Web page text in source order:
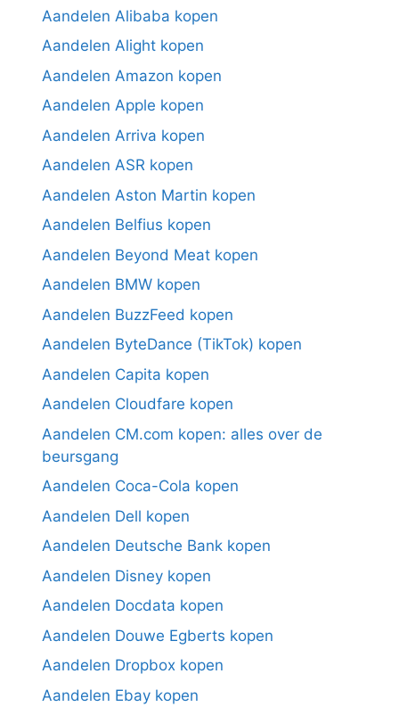
Aandelen Alibaba kopen
Aandelen Alight kopen
Aandelen Amazon kopen
Aandelen Apple kopen
Aandelen Arriva kopen
Aandelen ASR kopen
Aandelen Aston Martin kopen
Aandelen Belfius kopen
Aandelen Beyond Meat kopen
Aandelen BMW kopen
Aandelen BuzzFeed kopen
Aandelen ByteDance (TikTok) kopen
Aandelen Capita kopen
Aandelen Cloudfare kopen
Aandelen CM.com kopen: alles over de
beursgang
Aandelen Coca-Cola kopen
Aandelen Dell kopen
Aandelen Deutsche Bank kopen
Aandelen Disney kopen
Aandelen Docdata kopen
Aandelen Douwe Egberts kopen
Aandelen Dropbox kopen
Aandelen Ebay kopen